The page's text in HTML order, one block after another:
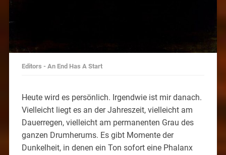
Editors - An End Has A Start
Heute wird es persönlich. Irgendwie ist mir danach.
Vielleicht liegt es an der Jahreszeit, vielleicht am
Dauerregen, vielleicht am permanenten Grau des
ganzen Drumherums. Es gibt Momente der
Dunkelheit, in denen ein Ton sofort eine Phalanx